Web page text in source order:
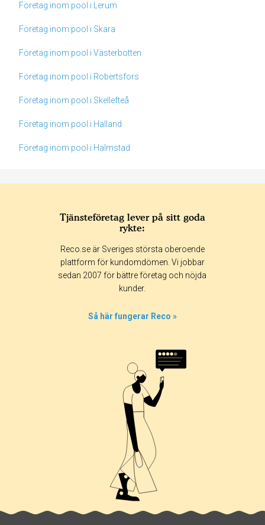
Företag inom pool i Lerum
Företag inom pool i Skara
Företag inom pool i Västerbotten
Företag inom pool i Robertsfors
Företag inom pool i Skellefteå
Företag inom pool i Halland
Företag inom pool i Halmstad
365 dagar 90 dagar
30 dagar
Tjänsteföretag lever på sitt goda
rykte:
Reco.se är Sveriges största oberoende
plattform för kundomdömen. Vi jobbar
sedan 2007 för bättre företag och nöjda
kunder.
Så här fungerar Reco »